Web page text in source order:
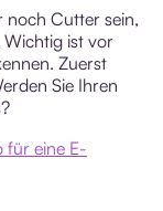
noch Cutter sein,
Wichtig ist vor
Zuerst
Sie Ihren
für eine E-